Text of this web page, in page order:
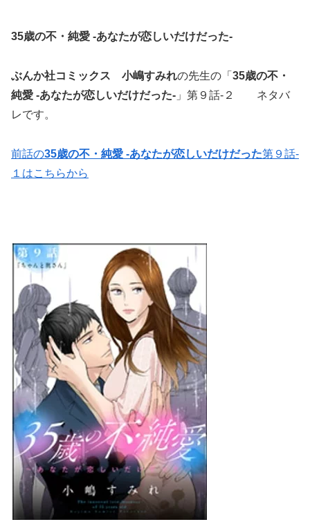
35歳の不・純愛 -あなたが恋しいだけだった-
ぶんか社コミックス 小嶋すみれの先生の「 35歳の不・
純愛 -あなたが恋しいだけだった- 」第９話-２ ネタバ
レです。
前話の35歳の不・純愛 -あなたが恋しいだけだった第９話-
１はこちらから